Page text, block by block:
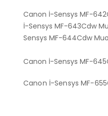
Canon İ-Sensys MF-
İ-Sensys MF-643Cdw
Sensys MF-644Cdw
Canon İ-Sensys MF-
Canon İ-Sensys MF-